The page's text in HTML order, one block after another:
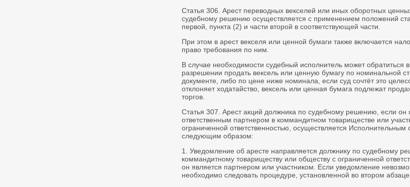
Статья 306. Арест переводных векселей или иных оборотных
судебному решению осуществляется с применением положений
первой, пункта (2) и части второй в соответствующей части.
При этом в арест векселя или ценной бумаги также включается
право требования по ним.
В случае необходимости судебный исполнитель может обратиться
разрешении продать вексель или ценную бумагу по номинальной
документе, либо по цене ниже номинала, если суд сочтёт это
отклоняет ходатайство, вексель или ценная бумага подлежат
торгов.
Статья 307. Арест акций должника по судебному решению, если он
ответственным партнером в коммандитном товариществе или
ограниченной ответственностью, осуществляется
следующим образом:
1. Уведомление об аресте направляется должнику по судебному
коммандитному товариществу или обществу с ограниченной
он является партнером или участником. Если уведомление
необходимо следовать процедуре, установленной во втором абзаце